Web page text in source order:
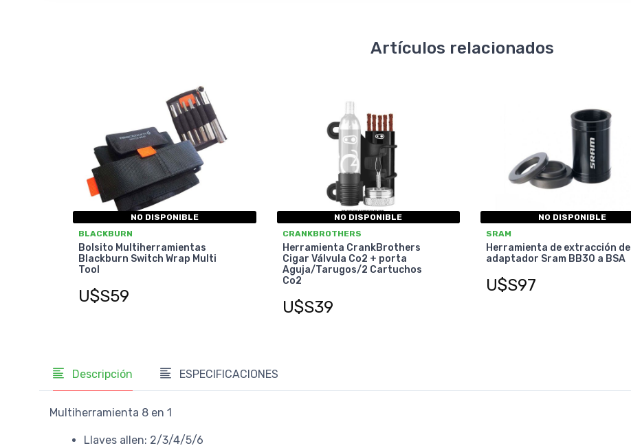
Artículos relacionados
NO DISPONIBLE
BLACKBURN
Bolsito Multiherramientas
Blackburn Switch Wrap Multi
Tool
U$S59
NO DISPONIBLE
CRANKBROTHERS
Herramienta CrankBrothers
Cigar Válvula Co2 + porta
Aguja/Tarugos/2 Cartuchos
Co2
U$S39
NO DISPONIBLE
SRAM
Herramienta de extracción de
adaptador Sram BB30 a BSA
U$S97
Descripción ESPECIFICACIONES
Multiherramienta 8 en 1
Llaves allen: 2/3/4/5/6